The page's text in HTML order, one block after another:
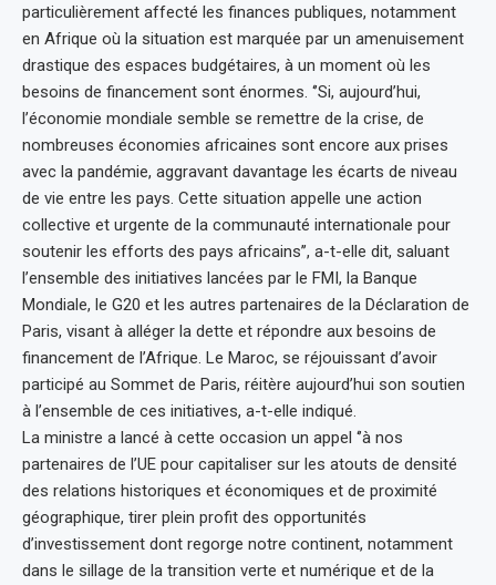
particulièrement affecté les finances publiques, notamment
en Afrique où la situation est marquée par un amenuisement
drastique des espaces budgétaires, à un moment où les
besoins de financement sont énormes. ‘’Si, aujourd’hui,
l’économie mondiale semble se remettre de la crise, de
nombreuses économies africaines sont encore aux prises
avec la pandémie, aggravant davantage les écarts de niveau
de vie entre les pays. Cette situation appelle une action
collective et urgente de la communauté internationale pour
soutenir les efforts des pays africains’’, a-t-elle dit, saluant
l’ensemble des initiatives lancées par le FMI, la Banque
Mondiale, le G20 et les autres partenaires de la Déclaration de
Paris, visant à alléger la dette et répondre aux besoins de
financement de l’Afrique. Le Maroc, se réjouissant d’avoir
participé au Sommet de Paris, réitère aujourd’hui son soutien
à l’ensemble de ces initiatives, a-t-elle indiqué.
La ministre a lancé à cette occasion un appel ‘’à nos
partenaires de l’UE pour capitaliser sur les atouts de densité
des relations historiques et économiques et de proximité
géographique, tirer plein profit des opportunités
d’investissement dont regorge notre continent, notamment
dans le sillage de la transition verte et numérique et de la